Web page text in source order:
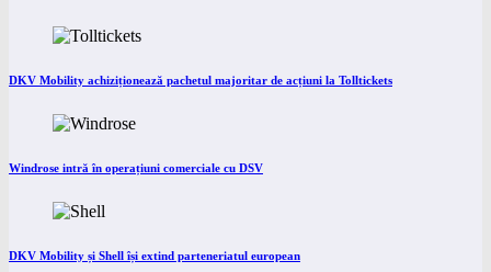
DKV Mobility achiziționează pachetul majoritar de acțiuni la Tolltickets
Windrose intră în operațiuni comerciale cu DSV
DKV Mobility și Shell își extind parteneriatul european